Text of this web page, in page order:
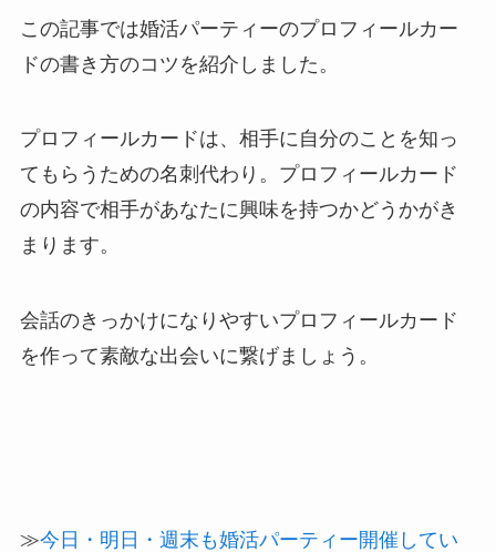
この記事では婚活パーティーのプロフィールカー
ドの書き方のコツを紹介しました。
プロフィールカードは、相手に自分のことを知っ
てもらうための名刺代わり。プロフィールカード
の内容で相手があなたに興味を持つかどうかがき
まります。
会話のきっかけになりやすいプロフィールカード
を作って素敵な出会いに繋げましょう。
≫今日・明日・週末も婚活パーティー開催してい